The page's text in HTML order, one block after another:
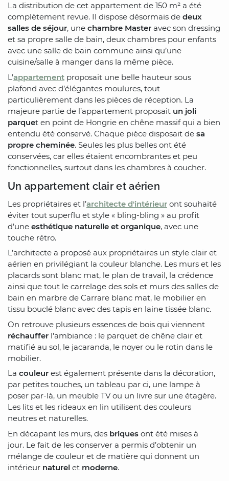
La distribution de cet appartement de 150 m² a été
complètement revue. Il dispose désormais de deux
salles de séjour, une chambre Master avec son dressing
et sa propre salle de bain, deux chambres pour enfants
avec une salle de bain commune ainsi qu’une
cuisine/salle à manger dans la même pièce.
L’appartement proposait une belle hauteur sous
plafond avec d’élégantes moulures, tout
particulièrement dans les pièces de réception. La
majeure partie de l’appartement proposait un joli
parquet en point de Hongrie en chêne massif qui a bien
entendu été conservé. Chaque pièce disposait de sa
propre cheminée. Seules les plus belles ont été
conservées, car elles étaient encombrantes et peu
fonctionnelles, surtout dans les chambres à coucher.
Un appartement clair et aérien
Les propriétaires et l’architecte d'intérieur ont souhaité
éviter tout superflu et style « bling-bling » au profit
d’une esthétique naturelle et organique, avec une
touche rétro.
L’architecte a proposé aux propriétaires un style clair et
aérien en privilégiant la couleur blanche. Les murs et les
placards sont blanc mat, le plan de travail, la crédence
ainsi que tout le carrelage des sols et murs des salles de
bain en marbre de Carrare blanc mat, le mobilier en
tissu bouclé blanc avec des tapis en laine tissée blanc.
On retrouve plusieurs essences de bois qui viennent
réchauffer l'ambiance : le parquet de chêne clair et
matifié au sol, le jacaranda, le noyer ou le rotin dans le
mobilier.
La couleur est également présente dans la décoration,
par petites touches, un tableau par ci, une lampe à
poser par-là, un meuble TV ou un livre sur une étagère.
Les lits et les rideaux en lin utilisent des couleurs
neutres et naturelles.
En décapant les murs, des briques ont été mises à
jour. Le fait de les conserver a permis d’obtenir un
mélange de couleur et de matière qui donnent un
intérieur naturel et moderne.